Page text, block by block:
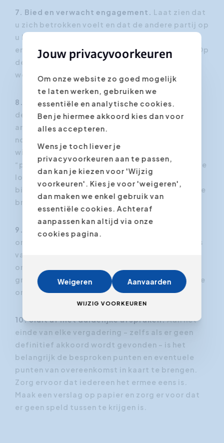
7. Bied en verwacht engagement. Laat zien dat
u zich betrokken voelt en dat de andere partij op
u kan rekenen. Verwacht ook hetzelfde
engagement van uw onderhandelingspartner. Op
deze manier kunnen stevige deals gesloten
worden.
8. Laat u niet beïnvloeden door problemen.
de meeste onderhandelingen, probeert de
andere partij alle mogelijke redenen op te
noemen waarom ze u niet kunnen geven wat u
wilt. Laat u niet platwalsen door al die
“problemen”. Probeer ze in plaats daarvan op te
lossen. Als hun "budget" te laag is,
bijvoorbeeld, misschien zijn er misschien andere
bronnen om aan de nodige middelen te komen.
9. Blijf bij je principes.
onderhandelaar, hebt u waarschijnlijk een reeks
van leidende principes - waarden u niet wilt
ondermijnen. Als de onderhandelingen die
grenzen overschrijden, is het misschien beter de
onderhandelingen te laten voor wat ze zijn.
10. Sluit af met duidelijke afspraken.Aan het
einde van elke vergadering - zelfs als er geen
definitief akkoord wordt gevonden – is het
belangrijk de besproken punten en eventuele
punten van overeenkomst in kaart te brengen.
Zorg ervoor dat iedereen het ermee eens is.
Maak een verslag op papier en zorg er voor dat
er geen speld tussen te krijgen is.
Jouw privacyvoorkeuren
Om onze website zo goed mogelijk
te laten werken, gebruiken we
essentiële en analytische cookies.
Ben je hiermee akkoord kies dan voor
alles accepteren.
Wens je toch liever je
privacyvoorkeuren aan te passen,
dan kan je kiezen voor 'Wijzig
voorkeuren'. Kies je voor 'weigeren',
dan maken we enkel gebruik van
essentiële cookies. Achteraf
aanpassen kan altijd via onze
cookies pagina.
Weigeren Aanvaarden
WIJZIG VOORKEUREN